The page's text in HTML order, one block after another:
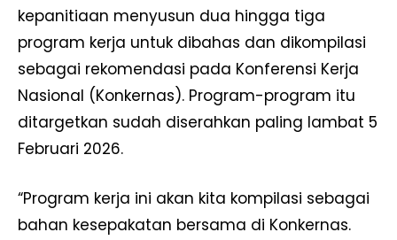
kepanitiaan menyusun dua hingga tiga
program kerja untuk dibahas dan dikompilasi
sebagai rekomendasi pada Konferensi Kerja
Nasional (Konkernas). Program-program itu
ditargetkan sudah diserahkan paling lambat 5
Februari 2026.
“Program kerja ini akan kita kompilasi sebagai
bahan kesepakatan bersama di Konkernas.